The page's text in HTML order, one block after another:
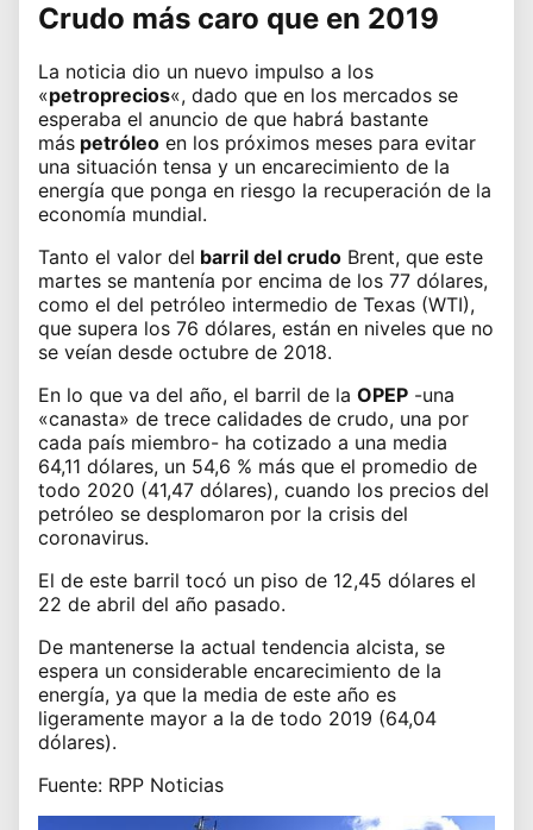
Crudo más caro que en 2019
La noticia dio un nuevo impulso a los
«petroprecios«, dado que en los mercados se
esperaba el anuncio de que habrá bastante
más petróleo en los próximos meses para evitar
una situación tensa y un encarecimiento de la
energía que ponga en riesgo la recuperación de la
economía mundial.
Tanto el valor del barril del crudo Brent, que este
martes se mantenía por encima de los 77 dólares,
como el del petróleo intermedio de Texas (WTI),
que supera los 76 dólares, están en niveles que no
se veían desde octubre de 2018.
En lo que va del año, el barril de la OPEP -una
«canasta» de trece calidades de crudo, una por
cada país miembro- ha cotizado a una media
64,11 dólares, un 54,6 % más que el promedio de
todo 2020 (41,47 dólares), cuando los precios del
petróleo se desplomaron por la crisis del
coronavirus.
El de este barril tocó un piso de 12,45 dólares el
22 de abril del año pasado.
De mantenerse la actual tendencia alcista, se
espera un considerable encarecimiento de la
energía, ya que la media de este año es
ligeramente mayor a la de todo 2019 (64,04
dólares).
Fuente: RPP Noticias